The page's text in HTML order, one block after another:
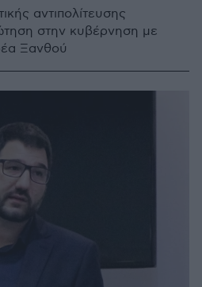
αντιπολίτευσης
στην κυβέρνηση με
Ξανθού